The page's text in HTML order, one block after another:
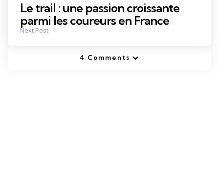
Le trail : une passion croissante
parmi les coureurs en France
Next Post
4 Comments